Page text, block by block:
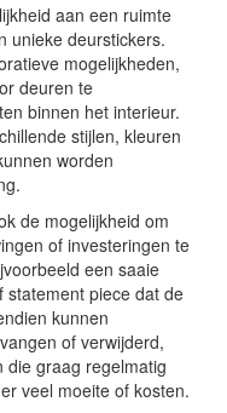
aan een ruimte
unieke deurstickers.
mogelijkheden,
deuren te
binnen het interieur.
stijlen, kleuren
worden
de mogelijkheid om
of investeringen te
een saaie
statement piece dat de
kunnen
of verwijderd,
die graag regelmatig
veel moeite of kosten.